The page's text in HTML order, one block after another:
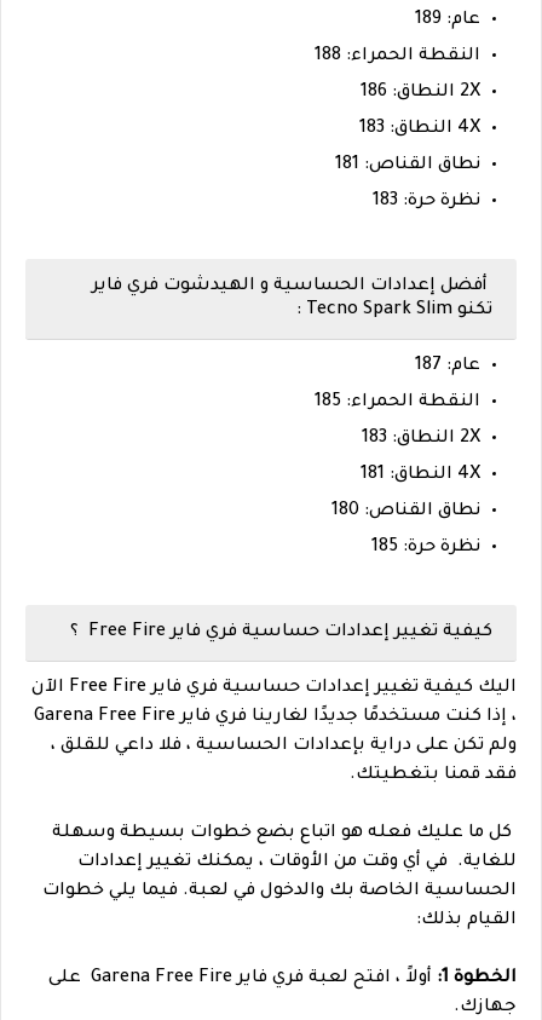
عام: 189
النقطة الحمراء: 188
2X النطاق: 186
4X النطاق: 183
نطاق القناص: 181
نظرة حرة: 183
أفضل إعدادات الحساسية و الهيدشوت فري فاير
تكنو Tecno Spark Slim :
عام: 187
النقطة الحمراء: 185
2X النطاق: 183
4X النطاق: 181
نطاق القناص: 180
نظرة حرة: 185
كيفية تغيير إعدادات حساسية فري فاير Free Fire ؟
اليك
كيفية تغيير إعدادات حساسية فري فاير Free Fire الآن
، إذا كنت مستخدمًا جديدًا لغارينا فري فاير Garena Free Fire
ولم تكن على دراية بإعدادات الحساسية ، فلا داعي للقلق ،
فقد قمنا بتغطيتك.
كل ما عليك فعله هو اتباع بضع خطوات بسيطة وسهلة
للغاية.
في أي وقت من الأوقات ، يمكنك تغيير إعدادات
الحساسية الخاصة بك والدخول في لعبة. فيما يلي خطوات
القيام بذلك:
الخطوة 1:
أولاً ، افتح لعبة فري فاير Garena Free Fire على
جهازك.